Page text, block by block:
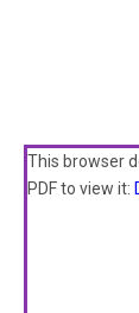
This browser
PDF to view it: